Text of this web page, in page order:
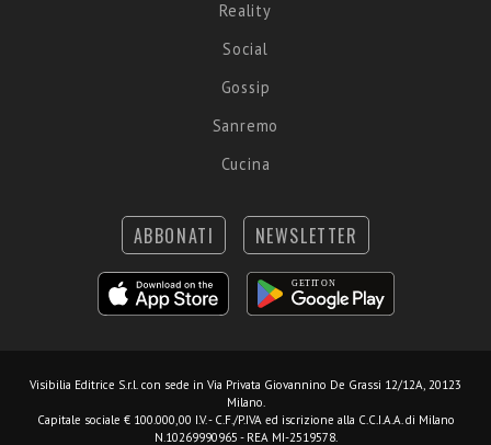
Reality
Social
Gossip
Sanremo
Cucina
ABBONATI NEWSLETTER
Visibilia Editrice S.r.l. con sede in Via Privata Giovannino De Grassi 12/12A, 20123
Milano.
Capitale sociale € 100.000,00 I.V. - C.F./P.IVA ed iscrizione alla C.C.I.A.A. di Milano
N.10269990965 - REA MI-2519578.